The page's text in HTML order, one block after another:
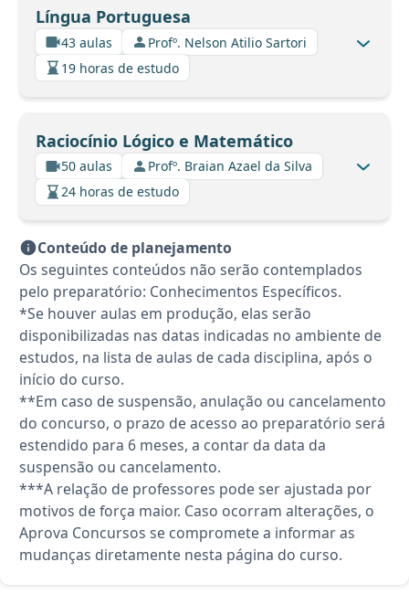
Língua Portuguesa
43 aulas
Profº. Nelson Atilio Sartori
19 horas de estudo
Raciocínio Lógico e Matemático
50 aulas
Profº. Braian Azael da Silva
24 horas de estudo
Conteúdo de planejamento
Os seguintes conteúdos não serão contemplados
pelo preparatório: Conhecimentos Específicos.
*Se houver aulas em produção, elas serão
disponibilizadas nas datas indicadas no ambiente de
estudos, na lista de aulas de cada disciplina, após o
início do curso.
**Em caso de suspensão, anulação ou cancelamento
do concurso, o prazo de acesso ao preparatório será
estendido para 6 meses, a contar da data da
suspensão ou cancelamento.
***A relação de professores pode ser ajustada por
motivos de força maior. Caso ocorram alterações, o
Aprova Concursos se compromete a informar as
mudanças diretamente nesta página do curso.